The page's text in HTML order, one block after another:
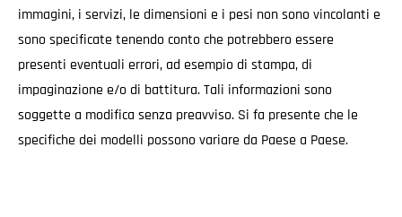
immagini, i servizi, le dimensioni e i pesi non sono vincolanti e
sono specificate tenendo conto che potrebbero essere
presenti eventuali errori, ad esempio di stampa, di
impaginazione e/o di battitura. Tali informazioni sono
soggette a modifica senza preavviso. Si fa presente che le
specifiche dei modelli possono variare da Paese a Paese.